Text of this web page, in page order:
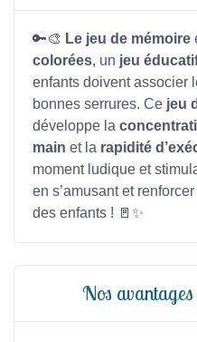
🔑🎨 Le jeu de mémoire
colorées, un jeu
enfants doivent associer
bonnes serrures. Ce jeu
développe la
main et la rapidité
moment ludique et
en s’amusant et
des enfants ! 🚪✨
Nos